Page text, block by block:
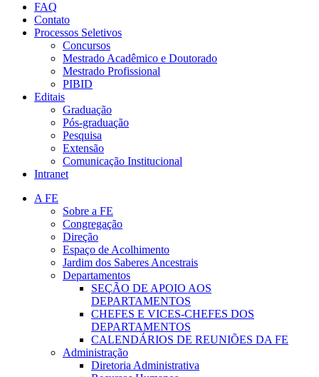
FAQ
Contato
Processos Seletivos
Concursos
Mestrado Acadêmico e Doutorado
Mestrado Profissional
PIBID
Editais
Graduação
Pós-graduação
Pesquisa
Extensão
Comunicação Institucional
Intranet
A FE
Sobre a FE
Congregação
Direção
Espaço de Acolhimento
Jardim dos Saberes Ancestrais
Departamentos
SEÇÃO DE APOIO AOS
DEPARTAMENTOS
CHEFES E VICES-CHEFES DOS
DEPARTAMENTOS
CALENDÁRIOS DE REUNIÕES DA FE
Administração
Diretoria Administrativa